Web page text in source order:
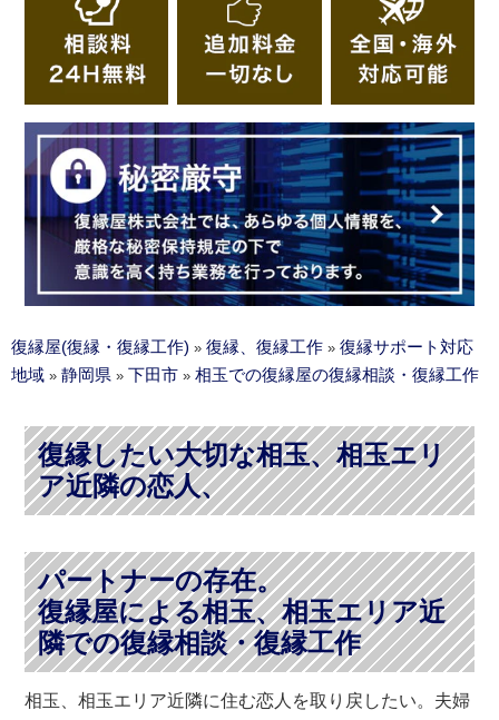
復縁屋(復縁・復縁工作) » 復縁、復縁工作 » 復縁サポート対応
地域 » 静岡県 » 下田市 » 相玉での復縁屋の復縁相談・復縁工作
復縁したい大切な相玉、相玉エリ
ア近隣の恋人、
パートナーの存在。
復縁屋による相玉、相玉エリア近
隣での復縁相談・復縁工作
相玉、相玉エリア近隣に住む恋人を取り戻したい。夫婦